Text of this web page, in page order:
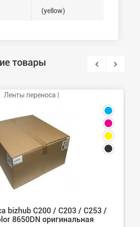
(yellow)
товары
Ленты переноса |
bizhub C200 / C203 / C253 /
8650DN оригинальная